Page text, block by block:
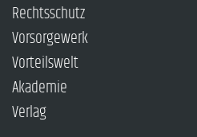
Rechtsschutz
Vorsorgewerk
Vorteilswelt
Akademie
Verlag